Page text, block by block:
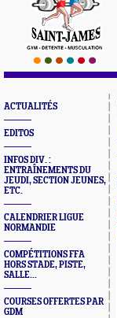
ACTUALITÉS
EDITOS
INFOS DIV. :
ENTRAÎNEMENTS DU
JEUDI, SECTION JEUNES,
ETC.
CALENDRIER LIGUE
NORMANDIE
COMPÉTITIONS FFA
HORS STADE, PISTE,
SALLE...
COURSES OFFERTES PAR
GDM